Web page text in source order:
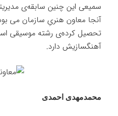
سمیعی این چنین سابقه‌ی
آنجا معاون هنریِ سازمان می
تحصیل کرده‌ی رشته موسیقی
آهنگسازیش دارد.
محمدمهدی احمدی